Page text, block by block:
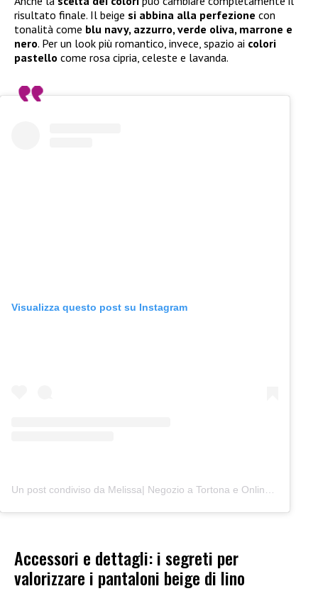
risultato finale. Il beige si abbina alla perfezione con
tonalità come blu navy, azzurro, verde oliva, marrone e
nero. Per un look più romantico, invece, spazio ai colori
pastello come rosa cipria, celeste e lavanda.
Visualizza questo post su Instagram
Accessori e dettagli: i segreti per
valorizzare i pantaloni beige di lino